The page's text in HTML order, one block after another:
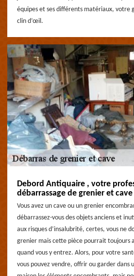
équipes et ses différents matériaux, votre
clin d’œil.
Debord Antiquaire , votre
débarrassage de grenier et cave
Vous avez un cave ou un grenier
débarrassez-vous des objets anciens et
aux risques d’insalubrité, certes, vous ne
grenier mais cette pièce pourrait toujours
quand vous y entrez. Alors, pour votre
vous pouvez vendre, offrir ou garder dans